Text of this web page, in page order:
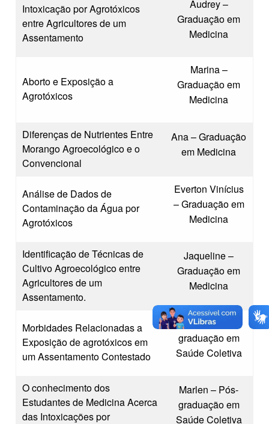
Intoxicação por Agrotóxicos
entre Agricultores de um
Assentamento
Audrey –
Graduação em
Medicina
Aborto e Exposição a
Agrotóxicos
Marina –
Graduação em
Medicina
Diferenças de Nutrientes Entre
Morango Agroecológico e o
Convencional
Ana – Graduação
em Medicina
Análise de Dados de
Contaminação da Água por
Agrotóxicos
Everton Vinícius
– Graduação em
Medicina
Identificação de Técnicas de
Cultivo Agroecológico entre
Agricultores de um
Assentamento.
Jaqueline –
Graduação em
Medicina
Morbidades Relacionadas a
Exposição de agrotóxicos em
um Assentamento Contestado
Pâmela – Pós-
graduação em
Saúde Coletiva
O conhecimento dos
Estudantes de Medicina Acerca
das Intoxicações por
Marlen – Pós-
graduação em
Saúde Coletiva